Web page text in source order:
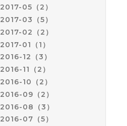
2017-05（2）
2017-03（5）
2017-02（2）
2017-01（1）
2016-12（3）
2016-11（2）
2016-10（2）
2016-09（2）
2016-08（3）
2016-07（5）